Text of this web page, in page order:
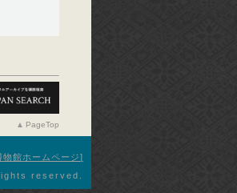
PageTop
物館ホームページ
reserved.